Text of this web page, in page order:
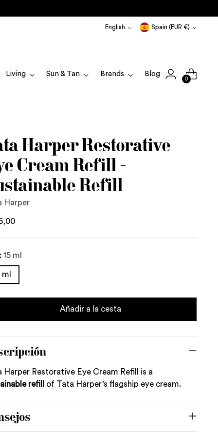
Language
English Currency Spain (EUR €)
Living Sun & Tan Brands Blog
0
Harper Restorative
Cream Refill -
Refill
Harper
15 ml
ml
Añadir a la cesta
Harper Restorative Eye Cream Refill is a
refill
of Tata Harper's flagship eye cream.